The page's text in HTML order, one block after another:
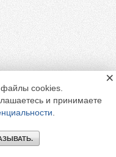
файлы cookies.
и принимаете
×